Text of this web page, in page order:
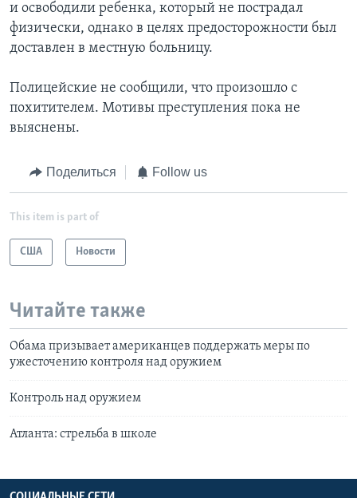
и освободили ребенка, который не пострадал
физически, однако в целях предосторожности был
доставлен в местную больницу.
Полицейские не сообщили, что произошло с
похитителем. Мотивы преступления пока не
выяснены.
Поделиться Follow us
This item is part of
США Новости
Читайте также
Обама призывает американцев поддержать меры по
ужесточению контроля над оружием
Контроль над оружием
Атланта: стрельба в школе